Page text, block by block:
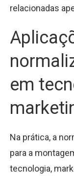
relacionadas
em
Na prática, a
para a
tecnologia,